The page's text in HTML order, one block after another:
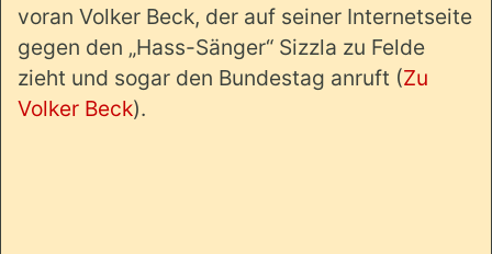
voran Volker Beck, der auf seiner Internetseite
gegen den „Hass-Sänger“ Sizzla zu Felde
zieht und sogar den Bundestag anruft (Zu
Volker Beck).